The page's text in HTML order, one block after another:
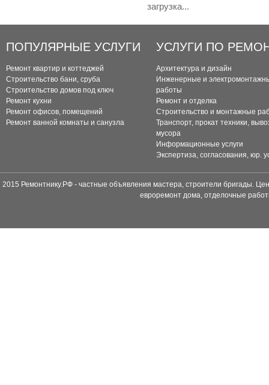
загрузка...
ПОПУЛЯРНЫЕ УСЛУГИ
Ремонт квартир и коттеджей
Строительство бани, сруба
Строительство домов под ключ
Ремонт кухни
Ремонт офисов, помещений
Ремонт ванной комнаты и санузла
УСЛУГИ ПО
Архитектура и дизайн
Инженерные и
работы
Ремонт и отделка
Строительство и монтажные
Транспорт, прокат техники,
мусора
Информационные услуги
Экспертиза, согласования, юр.
2015 Ремонтнику.РФ - частные объявления мастера, строители бригады.
евроремонт дома, отделочные